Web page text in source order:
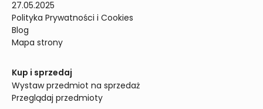
27.05.2025
Polityka Prywatności i Cookies
Blog
Mapa strony
Kup i sprzedaj
Wystaw przedmiot na sprzedaż
Przeglądaj przedmioty